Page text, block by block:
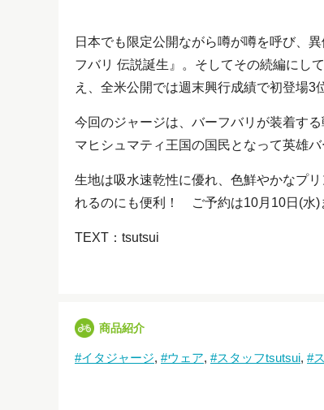
日本でも限定公開ながら噂が噂を呼び、
フバリ 伝説誕生』。そしてその続編にし
え、全米公開では週末興行成績で初登場3
今回のジャージは、バーフバリが装着す
マヒシュマティ王国の国民となって英雄
生地は吸水速乾性に優れ、色鮮やかなプ
れるのにも便利！ ご予約は10月10日(水)
TEXT：tsutsui
商品紹介
イタジャージ ウェア スタッフtsutsui